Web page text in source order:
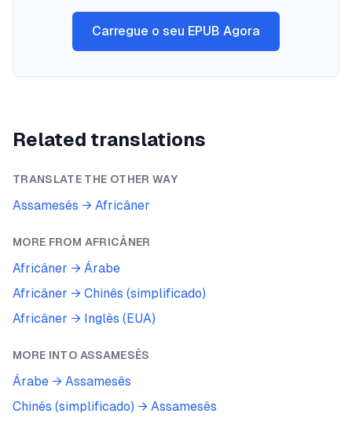
Carregue o seu EPUB Agora
Related translations
TRANSLATE THE OTHER WAY
Assamesês → Africâner
MORE FROM AFRICÂNER
Africâner → Árabe
Africâner → Chinês (simplificado)
Africâner → Inglês (EUA)
MORE INTO ASSAMESÊS
Árabe → Assamesês
Chinês (simplificado) → Assamesês